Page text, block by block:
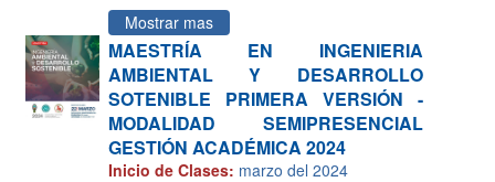
Mostrar mas
MAESTRÍA EN INGENIERIA
AMBIENTAL Y DESARROLLO
SOTENIBLE PRIMERA VERSIÓN -
MODALIDAD SEMIPRESENCIAL
GESTIÓN ACADÉMICA 2024
Inicio de Clases: marzo del 2024